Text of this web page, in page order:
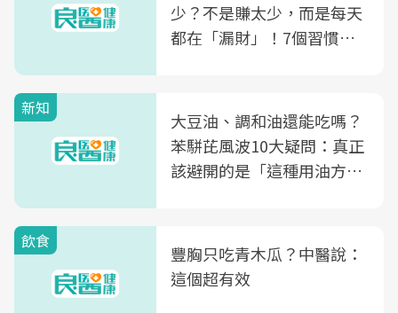
少？不是賺太少，而是每天
都在「漏財」！7個習慣一
新知
大豆油、調和油還能吃嗎？
苯駢芘風波10大疑問：真正
該避開的是「這種用油方
飲食
豐胸只吃青木瓜？中醫說：
這個超有效